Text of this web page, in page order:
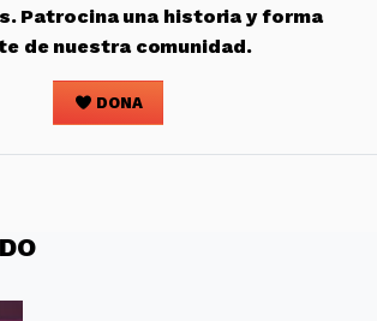
Patrocina una historia y forma
de nuestra comunidad.
DONA